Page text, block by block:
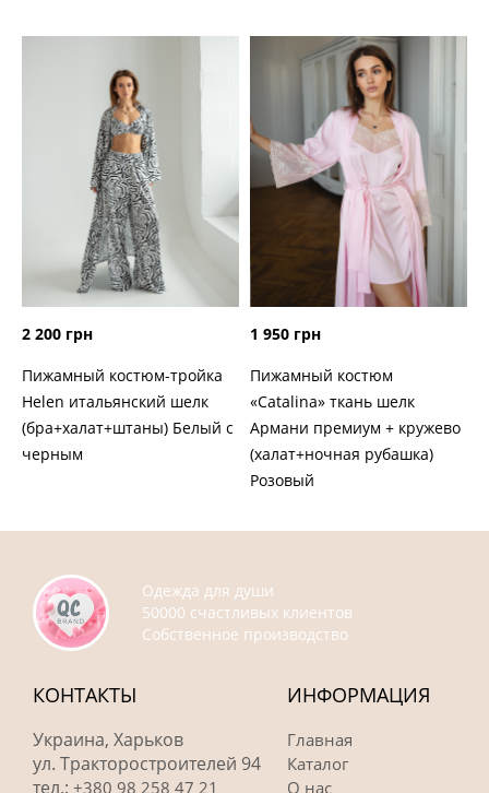
2 200 грн
Пижамный костюм-тройка
Helen итальянский шелк
(бра+халат+штаны) Белый с
черным
1 950 грн
Пижамный костюм
«Catalina» ткань шелк
Армани премиум + кружево
(халат+ночная рубашка)
Розовый
Одежда для души
50000 счастливых клиентов
Собственное производство
КОНТАКТЫ
Украина, Харьков
ул. Тракторостроителей 94
тел.: +380 98 258 47 21
ИНФОРМАЦИЯ
Главная
Каталог
О нас